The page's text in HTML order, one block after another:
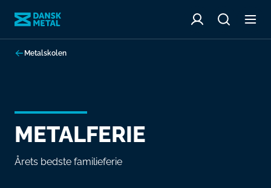
Metalskolen
METALFERIE
Årets bedste familieferie